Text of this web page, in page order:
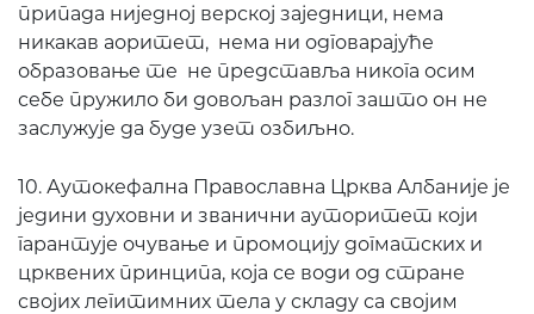
припада ниједној верској заједници, нема
никакав аоритет, нема ни одговарајуће
образовање те не представља никога осим
себе пружило би довољан разлог зашто он не
заслужује да буде узет озбиљно.
10. Аутокефална Православна Црква Албаније је
једини духовни и званични ауторитет који
гарантује очување и промоцију догматских и
црквених принципа, која се води од стране
својих легитимних тела у складу са својим